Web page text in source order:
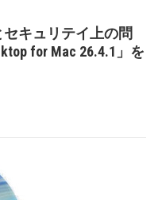
キュリテイ上の問
for Mac 26.4.1」を